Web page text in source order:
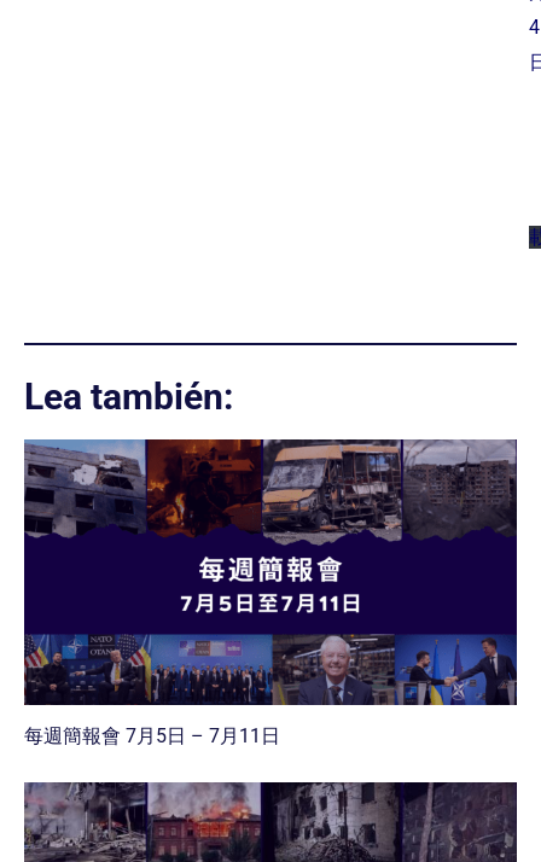
4
Lea también:
每週簡報會 7月5日 – 7月11日